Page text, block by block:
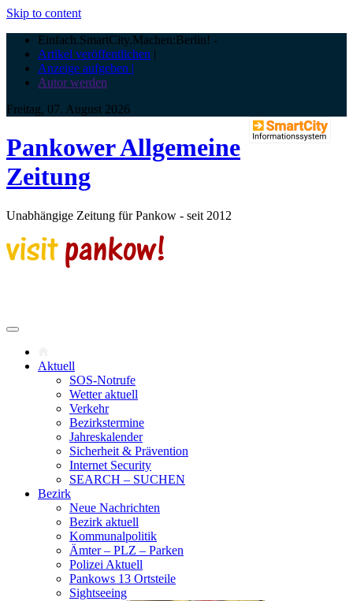
Skip to content
Einfach.SmartCity.Machen:Berlin! -
Artikel veröffentlichen |
Anzeige aufgeben |
Autor werden
Freitag, 07. August 2026
Pankower Allgemeine
Zeitung
Unabhängige Zeitung für Pankow - seit 2012
Aktuell
SOS-Notrufe
Wetter aktuell
Verkehr
Bezirkstermine
Jahreskalender
Sicherheit & Prävention
Internet Security
SEARCH – SUCHEN
Bezirk
Neue Nachrichten
Bezirk aktuell
Kommunalpolitik
Ämter – PLZ – Parken
Polizei Aktuell
Pankows 13 Ortsteile
Sightseeing